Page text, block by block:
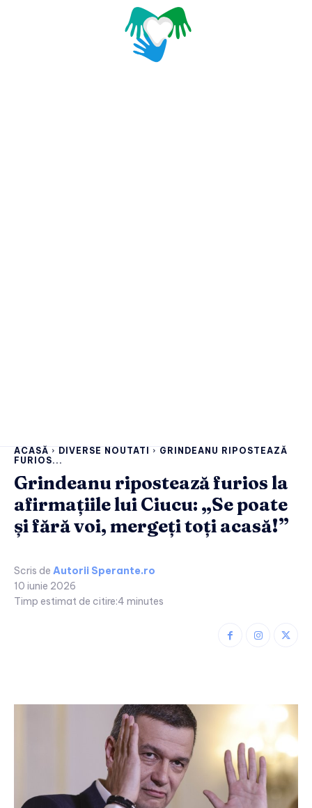
ACASĂ DIVERSE NOUTATI
GRINDEANU RIPOSTEAZĂ
FURIOS...
Grindeanu ripostează furios la
afirmațiile lui Ciucu: „Se poate
și fără voi, mergeți toți acasă!”
Scris de Autorii Sperante.ro
10 iunie 2026
Timp estimat de citire:4 minutes